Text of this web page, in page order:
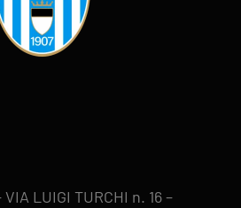
LUIGI TURCHI n. 16 –